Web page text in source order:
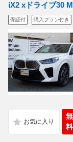
iX2 xドライブ30
保証付 購入プラン付き
無
料